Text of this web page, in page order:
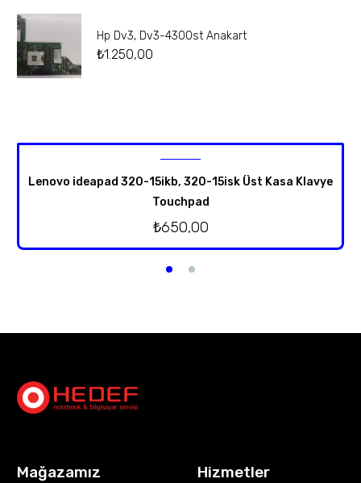
Hp Dv3, Dv3-4300st Anakart
₺1.250,00
Lenovo ideapad 320-15ikb, 320-15isk Üst Kasa Klavye
Touchpad
₺650,00
Mağazamız Hizmetler